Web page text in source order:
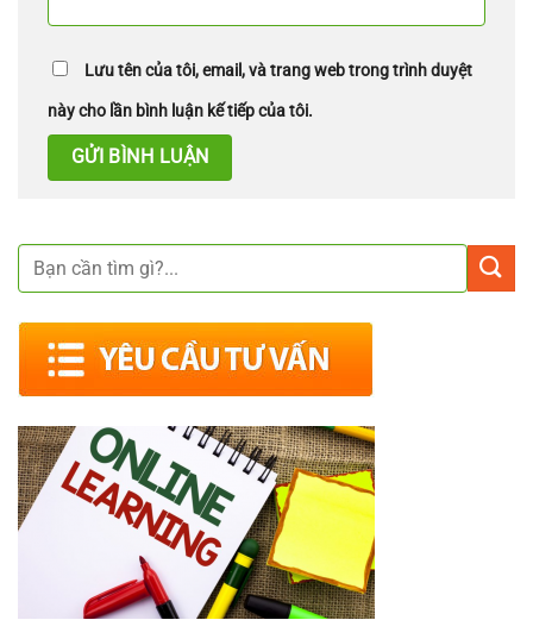
Lưu tên của tôi, email, và trang web trong trình duyệt
này cho lần bình luận kế tiếp của tôi.